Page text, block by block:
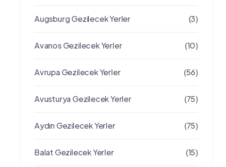
Augsburg Gezilecek Yerler (3)
Avanos Gezilecek Yerler (10)
Avrupa Gezilecek Yerler (56)
Avusturya Gezilecek Yerler (75)
Aydın Gezilecek Yerler (75)
Balat Gezilecek Yerler (15)